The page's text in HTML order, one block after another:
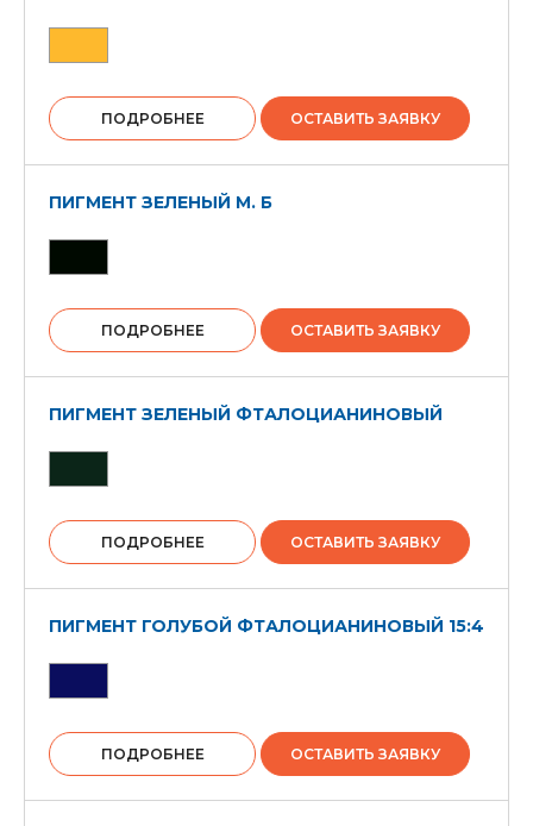
ПОДРОБНЕЕ ОСТАВИТЬ ЗАЯВКУ
ПИГМЕНТ ЗЕЛЕНЫЙ М. Б
ПОДРОБНЕЕ ОСТАВИТЬ ЗАЯВКУ
ПИГМЕНТ ЗЕЛЕНЫЙ ФТАЛОЦИАНИНОВЫЙ
ПОДРОБНЕЕ ОСТАВИТЬ ЗАЯВКУ
ПИГМЕНТ ГОЛУБОЙ ФТАЛОЦИАНИНОВЫЙ 15:4
ПОДРОБНЕЕ ОСТАВИТЬ ЗАЯВКУ